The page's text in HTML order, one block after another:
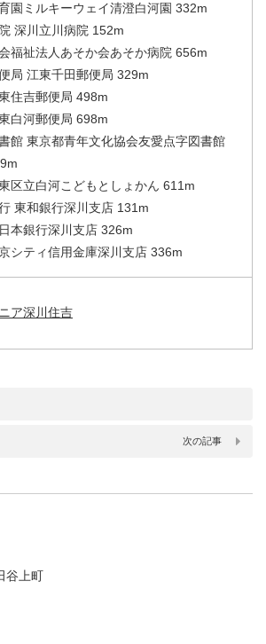
園ミルキーウェイ清澄白河園 332m
深川立川病院 152m
福祉法人あそか会あそか病院 656m
局 江東千田郵便局 329m
住吉郵便局 498m
白河郵便局 698m
館 東京都青年文化協会友愛点字図書館
区立白河こどもとしょかん 611m
東和銀行深川支店 131m
本銀行深川支店 326m
シティ信用金庫深川支店 336m
ア深川住吉
次の記事
谷上町